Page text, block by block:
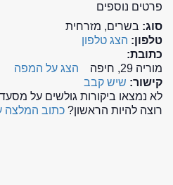
פרטים נוספים
סוג: בשרים, מזרחית
טלפון: הצג טלפון
כתובת:
מוריה 29, חיפה
הצג על המפה
קישור: שיש קבב
לא נמצאו ביקורות גולשים על
רוצה להיות הראשון? כתוב המלצה